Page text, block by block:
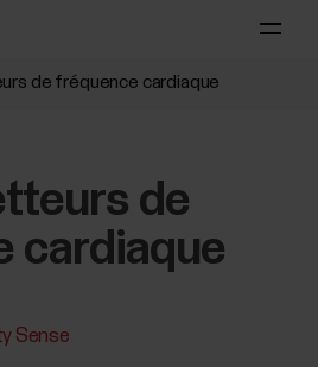
de fréquence cardiaque
de
cardiaque
Sense